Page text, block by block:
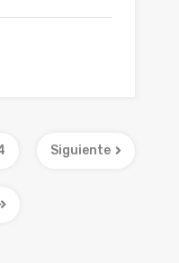
Siguiente